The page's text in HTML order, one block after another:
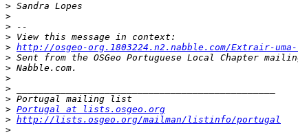
>
>
>
>
> http://osgeo-org.1803224.n2.nabble.com/Extrair-
>
>
>
>
>
> Portugal at lists.osgeo.org
> http://lists.osgeo.org/mailman/listinfo/portugal
>